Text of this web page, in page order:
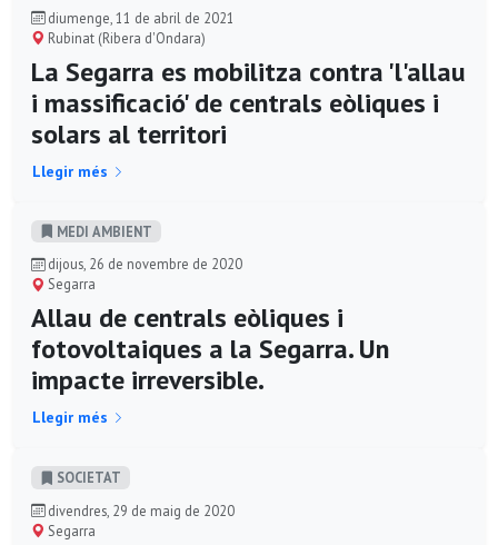
diumenge, 11 de abril de 2021
Rubinat (Ribera d'Ondara)
La Segarra es mobilitza contra 'l'allau
i massificació' de centrals eòliques i
solars al territori
Llegir més
MEDI AMBIENT
dijous, 26 de novembre de 2020
Segarra
Allau de centrals eòliques i
fotovoltaiques a la Segarra. Un
impacte irreversible.
Llegir més
SOCIETAT
divendres, 29 de maig de 2020
Segarra